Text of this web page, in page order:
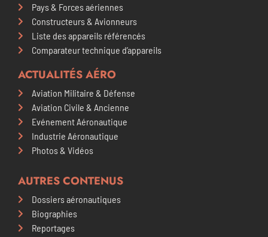
Pays & Forces aériennes
Constructeurs & Avionneurs
Liste des appareils référencés
Comparateur technique d’appareils
ACTUALITÉS AÉRO
Aviation Militaire & Défense
Aviation Civile & Ancienne
Evénement Aéronautique
Industrie Aéronautique
Photos & Vidéos
AUTRES CONTENUS
Dossiers aéronautiques
Biographies
Reportages